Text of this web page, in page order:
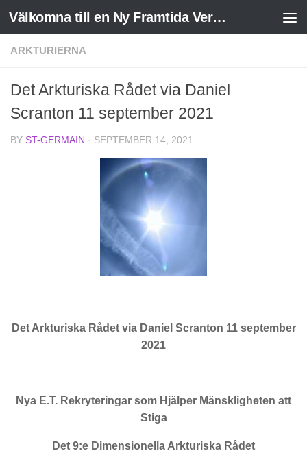
Skip to content Välkomna till en Ny Framtida Verklighet
ARKTURIERNA
Det Arkturiska Rådet via Daniel
Scranton 11 september 2021
BY ST-GERMAIN · SEPTEMBER 14, 2021
Det Arkturiska Rådet via Daniel Scranton 11 september
2021
Nya E.T. Rekryteringar som Hjälper Mänskligheten att
Stiga
Det 9:e Dimensionella Arkturiska Rådet